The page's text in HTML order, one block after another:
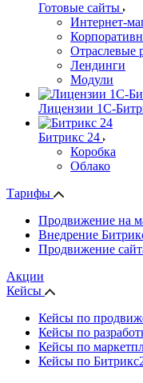
Готовые сайты
Интернет-
Отраслевые
Лендинги
Модули
Лицензии 1С-
Битрикс 24
Коробка
Облако
Тарифы
Продвижение на
Внедрение
Продвижение
Акции
Кейсы
Кейсы по
Кейсы по
Кейсы по
Кейсы по